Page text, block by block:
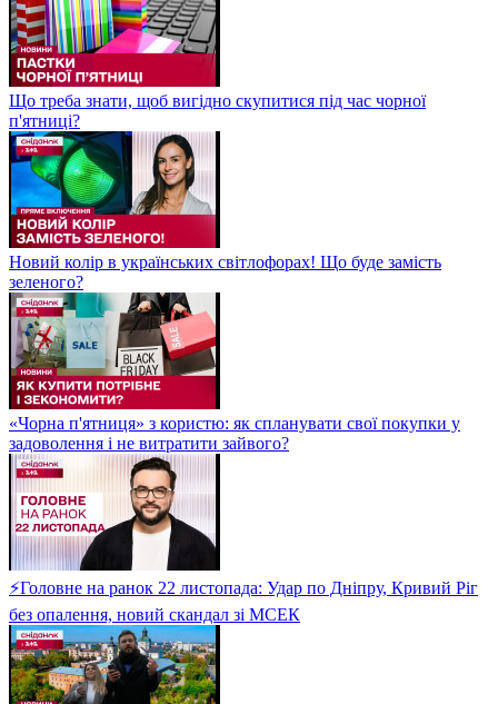
Що треба знати, щоб вигідно скупитися під час чорної
п'ятниці?
Новий колір в українських світлофорах! Що буде замість
зеленого?
«Чорна п'ятниця» з користю: як спланувати свої покупки у
задоволення і не витратити зайвого?
⚡Головне на ранок 22 листопада: Удар по Дніпру, Кривий Ріг
без опалення, новий скандал зі МСЕК